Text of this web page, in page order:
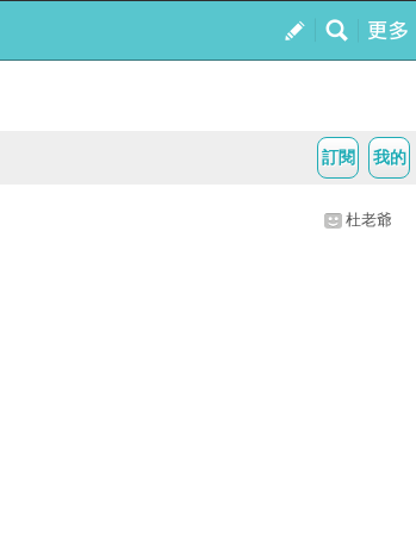
我的
訂閱
杜老爺